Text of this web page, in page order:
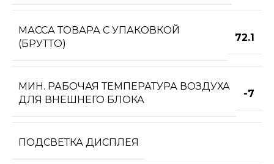
МАССА ТОВАРА С УПАКОВКОЙ
(БРУТТО)
72.1
МИН. РАБОЧАЯ ТЕМПЕРАТУРА ВОЗДУХА
ДЛЯ ВНЕШНЕГО БЛОКА
-7
ПОДСВЕТКА ДИСПЛЕЯ